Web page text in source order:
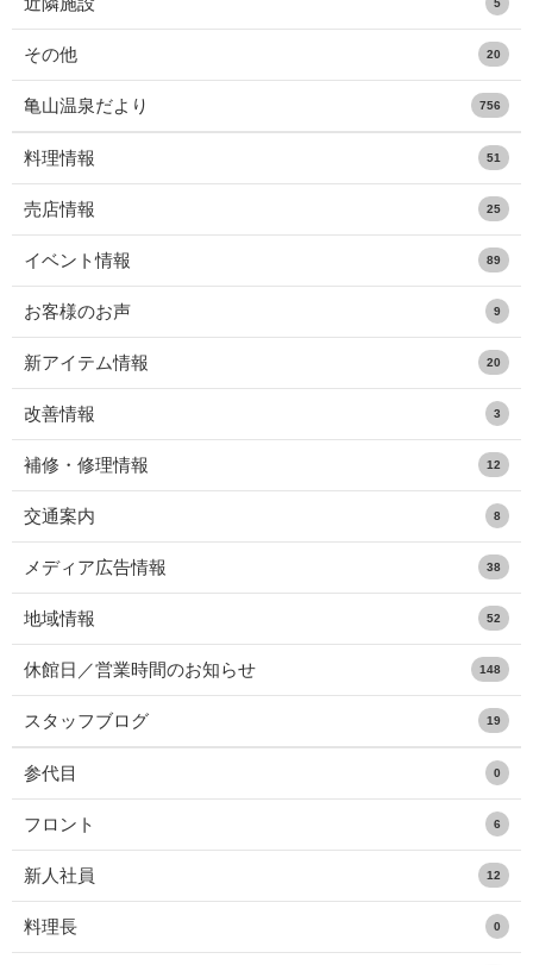
5
その他 20
亀山温泉だより 756
料理情報 51
売店情報 25
イベント情報 89
お客様のお声 9
新アイテム情報 20
改善情報 3
補修・修理情報 12
交通案内 8
メディア広告情報 38
地域情報 52
休館日／営業時間のお知らせ 148
スタッフブログ 19
参代目 0
フロント 6
新人社員 12
料理長 0